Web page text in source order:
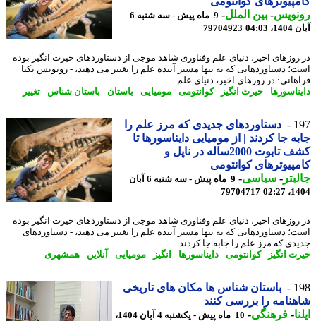
-بین الملل-
9 ماه پیش - سه شنبه 6
79704923
اخیر، دنیای علم وفناوری شاهد موجی از دستاوردهای حیرت انگیز بوده
دستاوردهایی که نه تنها مسیر آینده علم را تغییر می دهند، - رونویس یکتا
در روزهای اخیر، دنیای علم ...
- حیرت انگیز -کوانتومی-مومیایی-باستان-باستان شناس-تغییر
دستاوردهای جدیدی که مرز علم را
جا کردند | از مومیایی دایناسورها تا
کشف تابوت 2000ساله در ناپل و
کوانتومی
-سیاسی-
9 ماه پیش - سه شنبه 6 آبان
79704717
اخیر، دنیای علم وفناوری شاهد موجی از دستاوردهای حیرت انگیز بوده
دستاوردهایی که نه تنها مسیر آینده علم را تغییر می دهند، - دستاوردهای
که مرز علم را جابه جا کردند ...
انگیز -کوانتومی-دایناسورها- انگیز -مومیایی-آنلاین-همشهری
باستان شناس ها مکان های تاریخی
را بررسی کنند
-فرهنگی-
10 ماه پیش - یکشنبه 4 آبان 1404،